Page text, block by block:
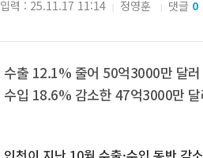
입력 : 25.11.17 11:14 | 정영훈 | 댓글 0
수출 12.1% 줄어 50억3000만 달러
수입 18.6% 감소한 47억3000만 달